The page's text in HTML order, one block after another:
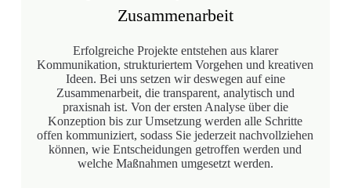
Zusammenarbeit
Erfolgreiche Projekte entstehen aus klarer
Kommunikation, strukturiertem Vorgehen und kreativen
Ideen. Bei uns setzen wir deswegen auf eine
Zusammenarbeit, die transparent, analytisch und
praxisnah ist. Von der ersten Analyse über die
Konzeption bis zur Umsetzung werden alle Schritte
offen kommuniziert, sodass Sie jederzeit nachvollziehen
können, wie Entscheidungen getroffen werden und
welche Maßnahmen umgesetzt werden.